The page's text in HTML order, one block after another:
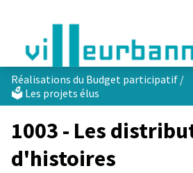
Réalisations du Budget participatif /
🗳️ Les projets élus
1003 - Les
d'histoires